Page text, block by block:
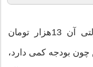
در مورد شیر مدارس قیمت دولتی آن 13هزار تومان
بودجه کمی دارد،